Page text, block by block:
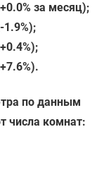
за месяц);
1.9%);
по данным
числа комнат: